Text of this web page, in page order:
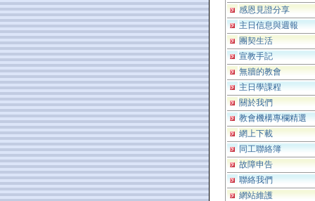
感恩見證分享
主日信息與週報
團契生活
宣教手記
無牆的教會
主日學課程
關於我們
教會機構專欄精選
網上下載
同工聯絡簿
故障申告
聯絡我們
網站維護